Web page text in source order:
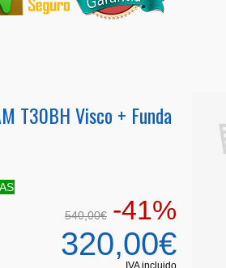
T30BH Visco + Funda
540,00€ -41%
320,00€
IVA incluido